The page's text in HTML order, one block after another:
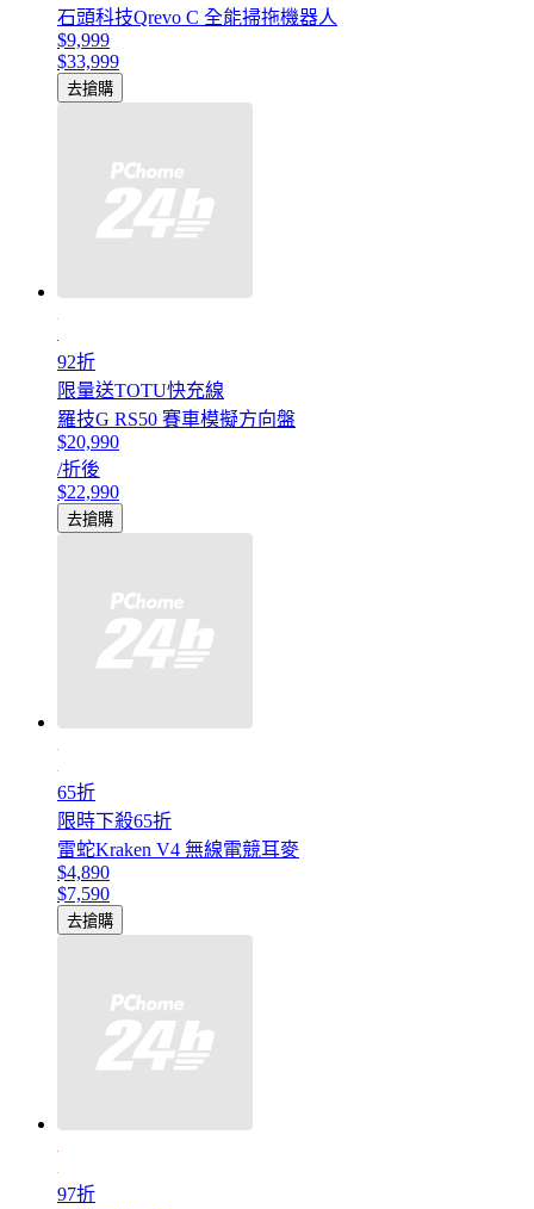
石頭科技Qrevo C 全能掃拖機器人
$9,999
$33,999
去搶購
92折
限量送TOTU快充線
羅技G RS50 賽車模擬方向盤
$20,990
/折後
$22,990
去搶購
65折
限時下殺65折
雷蛇Kraken V4 無線電競耳麥
$4,890
$7,590
去搶購
97折